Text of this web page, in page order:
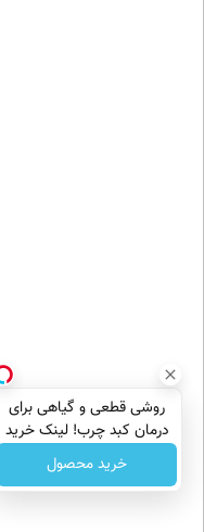
روشی قطعی و گیاهی برای
درمان کبد چرب! لینک خرید
خرید محصول